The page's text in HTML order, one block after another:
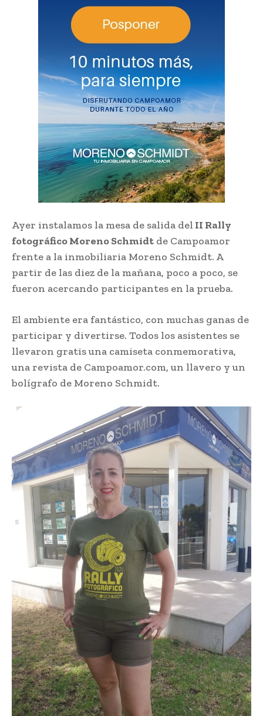
Ayer instalamos la mesa de salida del II Rally
fotográfico Moreno Schmidt de Campoamor
frente a la inmobiliaria Moreno Schmidt. A
partir de las diez de la mañana, poco a poco, se
fueron acercando participantes en la prueba.
El ambiente era fantástico, con muchas ganas de
participar y divertirse. Todos los asistentes se
llevaron gratis una camiseta conmemorativa,
una revista de Campoamor.com, un llavero y un
bolígrafo de Moreno Schmidt.